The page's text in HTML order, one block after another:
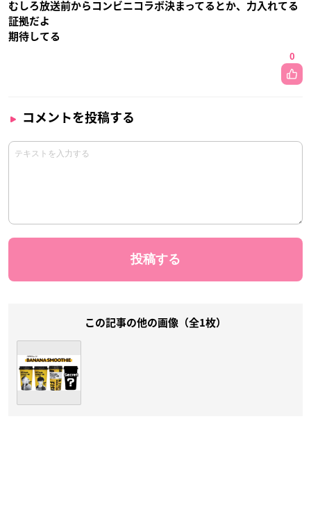
むしろ放送前からコンビニコラボ決まってるとか、力入れてる
証拠だよ
期待してる
0
コメントを投稿する
この記事の他の画像（全1枚）